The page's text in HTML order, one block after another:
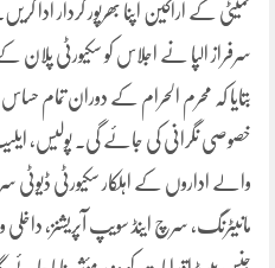
کمیٹی کے اراکین اپنا بھرپور کردار ادا
سرفراز الپا نے اجلاس کو سکیورٹی
بتایا کہ محرم الحرام کے دوران تمام
خصوصی نگرانی کی جائے گی۔ پولیس،
والے اداروں کے اہلکار سکیورٹی
مانیٹرنگ، سرچ اینڈ سویپ آپریشنز، داخلی